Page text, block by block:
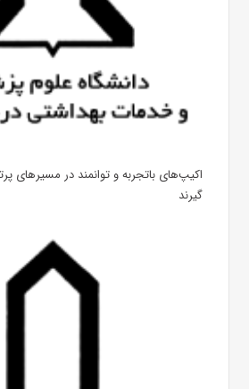
اکیپ‌های باتجربه و توانمند در مسیرهای
گیرند